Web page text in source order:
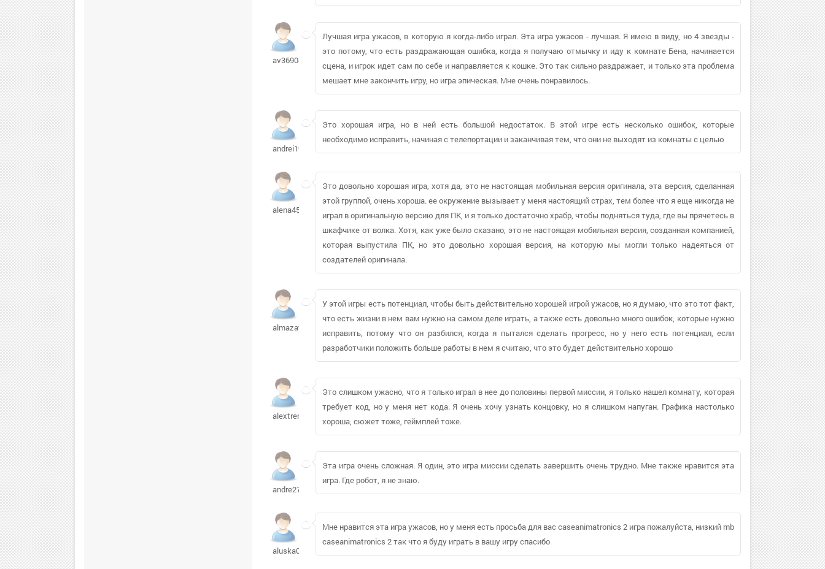
av36908854
Лучшая игра ужасов, в которую я когда-либо играл. Эта игра ужасов - лучшая. Я имею в виду, но 4 звезды -
это потому, что есть раздражающая ошибка, когда я получаю отмычку и иду к комнате Бена, начинается
сцена, и игрок идет сам по себе и направляется к кошке. Это так сильно раздражает, и только эта проблема
мешает мне закончить игру, но игра эпическая. Мне очень понравилось.
andrei1959
Это хорошая игра, но в ней есть большой недостаток. В этой игре есть несколько ошибок, которые
необходимо исправить, начиная с телепортации и заканчивая тем, что они не выходят из комнаты с целью
alena456
Это довольно хорошая игра, хотя да, это не настоящая мобильная версия оригинала, эта версия, сделанная
этой группой, очень хороша. ее окружение вызывает у меня настоящий страх, тем более что я еще никогда не
играл в оригинальную версию для ПК, и я только достаточно храбр, чтобы подняться туда, где вы прячетесь в
шкафчике от волка. Хотя, как уже было сказано, это не настоящая мобильная версия, созданная компанией,
которая выпустила ПК, но это довольно хорошая версия, на которую мы могли только надеяться от
создателей оригинала.
almazay596
У этой игры есть потенциал, чтобы быть действительно хорошей игрой ужасов, но я думаю, что это тот факт,
что есть жизни в нем вам нужно на самом деле играть, а также есть довольно много ошибок, которые нужно
исправить, потому что он разбился, когда я пытался сделать прогресс, но у него есть потенциал, если
разработчики положить больше работы в нем я считаю, что это будет действительно хорошо
alextrem
Это слишком ужасно, что я только играл в нее до половины первой миссии, я только нашел комнату, которая
требует код, но у меня нет кода. Я очень хочу узнать концовку, но я слишком напуган. Графика настолько
хороша, сюжет тоже, геймплей тоже.
andre275692
Эта игра очень сложная. Я один, это игра миссии сделать завершить очень трудно. Мне также нравится эта
игра. Где робот, я не знаю.
aluska0525
Мне нравится эта игра ужасов, но у меня есть просьба для вас caseanimatronics 2 игра пожалуйста, низкий mb
caseanimatronics 2 так что я буду играть в вашу игру спасибо